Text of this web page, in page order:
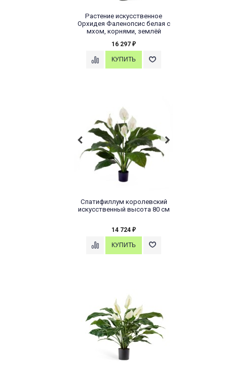
Растение искусственное
Орхидея Фаленопсис белая с
мхом, корнями, землёй
16 297 ₽
Спатифиллум королевский
искусственный высота 80 см
14 724 ₽